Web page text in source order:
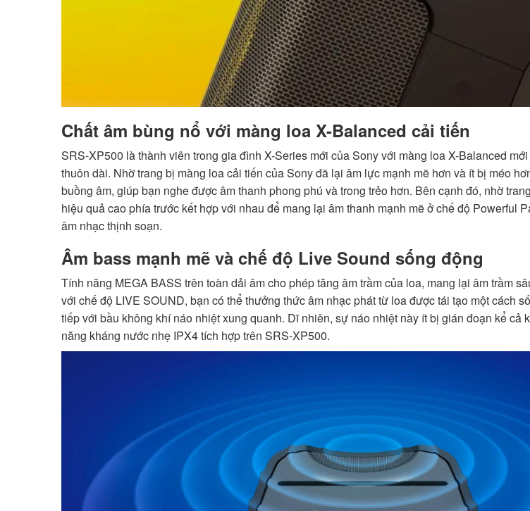
Chất âm bùng nổ với màng loa X-Balanced cải tiến
SRS-XP500 là thành viên trong gia đình X-Series mới của Sony với màng loa X-Balanced
thuôn dài. Nhờ trang bị màng loa cải tiến của Sony đã lại âm lực mạnh mẽ hơn và ít bị méo
buồng âm, giúp bạn nghe được âm thanh phong phú và trong trẻo hơn. Bên cạnh đó, nhờ
hiệu quả cao phía trước kết hợp với nhau để mang lại âm thanh mạnh mẽ ở chế độ Powerful
âm nhạc thịnh soạn.
Âm bass mạnh mẽ và chế độ Live Sound sống động
Tính năng MEGA BASS trên toàn dải âm cho phép tăng âm trầm của loa, mang lại âm trầm
với chế độ LIVE SOUND, bạn có thể thưởng thức âm nhạc phát từ loa được tái tạo một cách
tiếp với bầu không khí náo nhiệt xung quanh. Dĩ nhiên, sự náo nhiệt này ít bị gián đoạn kể cả
năng kháng nước nhẹ IPX4 tích hợp trên SRS-XP500.